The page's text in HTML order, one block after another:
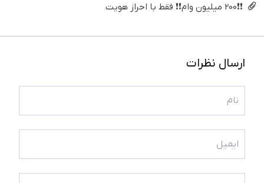
❗❗200 میلیون وام❗❗ فقط با احراز هویت
ارسال نظرات